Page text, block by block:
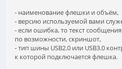
- наименование флешки и объём,
- версию используемой вами
- если ошибка, то текст
по возможности, скриншот,
- тип шины USB2.0 или USB3.0
к которой подключается флешка.